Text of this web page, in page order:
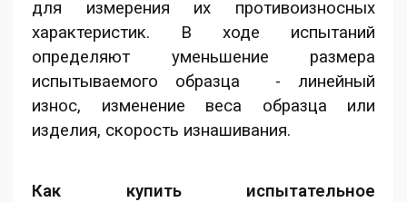
для измерения их противоизносных
характеристик. В ходе испытаний
определяют уменьшение размера
испытываемого образца - линейный
износ, изменение веса образца или
изделия, скорость изнашивания.
Как купить испытательное